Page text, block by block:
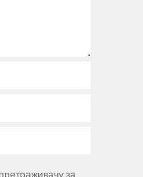
за